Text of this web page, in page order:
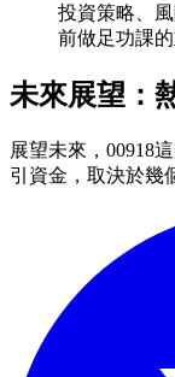
投資策略、
前做足功課的
未來展望：
展望未來，00918
引資金，取決於幾